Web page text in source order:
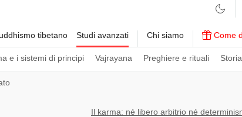
tibetano Studi avanzati
e i sistemi di principi Vajrayana Preghiere e rituali
Chi siamo Come
Il karma: né libero arbitrio né